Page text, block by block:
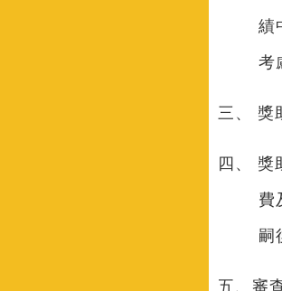
績
考
三、 獎
四、 獎
費
嗣
五、審